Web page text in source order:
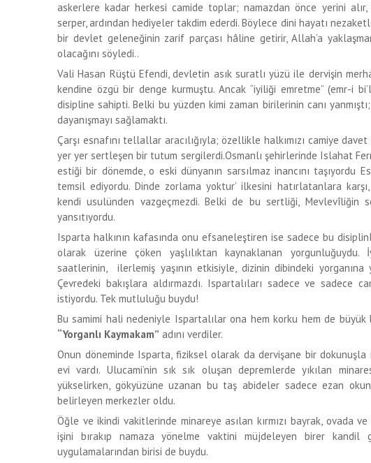
askerlere kadar herkesi camide toplar; namazdan önce yerini
serper, ardından hediyeler takdim ederdi. Böylece dini hayatı
bir devlet geleneğinin zarif parçası hâline getirir, Allah’a
olacağını söyledi..
Vali Hasan Rüştü Efendi, devletin asık suratlı yüzü ile dervişin
kendine özgü bir denge kurmuştu. Ancak “iyiliği emretme” (emr-i
disipline sahipti. Belki bu yüzden kimi zaman birilerinin canı
dayanışmayı sağlamaktı.
Çarşı esnafını tellallar aracılığıyla; özellikle halkımızı camiye
yer yer sertleşen bir tutum sergilerdi.Osmanlı şehirlerinde Islahat
estiği bir dönemde, o eski dünyanın sarsılmaz inancını taşıyordu
temsil ediyordu. Dinde zorlama yoktur’ ilkesini hatırlatanlara karşı,
kendi usulünden vazgeçmezdi. Belki de bu sertliği, Mevlevîliğin
yansıtıyordu.
Isparta halkının kafasında onu efsaneleştiren ise sadece bu
olarak üzerine çöken yaşlılıktan kaynaklanan yorgunluğuydu.
saatlerinin, ilerlemiş yaşının etkisiyle, dizinin dibindeki yorganına
Çevredeki bakışlara aldırmazdı. Ispartalıları sadece ve sadece
istiyordu. Tek mutluluğu buydu!
Bu samimi hali nedeniyle Ispartalılar ona hem korku hem de büyük
“Yorganlı Kaymakam” adını verdiler.
Onun döneminde Isparta, fiziksel olarak da dervişane bir
evi vardı. Ulucami’nin sık sık oluşan depremlerde yıkılan
yükselirken, gökyüzüne uzanan bu taş abideler sadece ezan
belirleyen merkezler oldu.
Öğle ve ikindi vakitlerinde minareye asılan kırmızı bayrak, ovada
işini bırakıp namaza yönelme vaktini müjdeleyen birer kandil
uygulamalarından birisi de buydu.